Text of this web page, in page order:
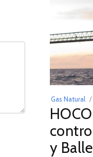
Gas Natural
y